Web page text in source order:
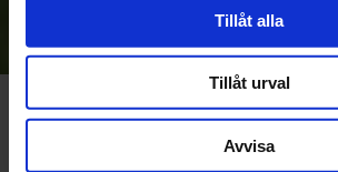
Tillåt alla
Tillåt urval
Avvisa
Dina personuppgifter behandlas i enlighet
Om Rullskidcenter
Patrik fastnade för rullskidåkning i samband